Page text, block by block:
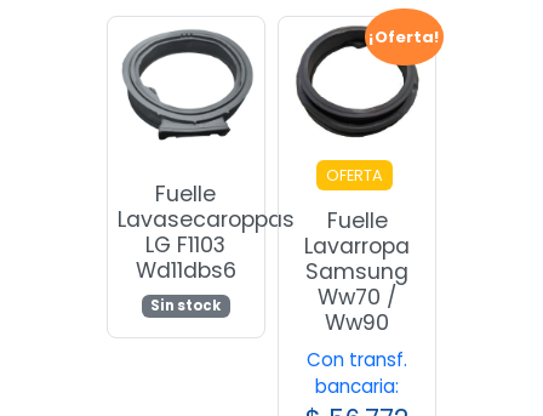
Fuelle
Lavasecaroppas
LG F1103
Wd11dbs6
Sin stock
¡Oferta!
OFERTA
Fuelle
Lavarropa
Samsung
Ww70 /
Ww90
Con transf.
bancaria: